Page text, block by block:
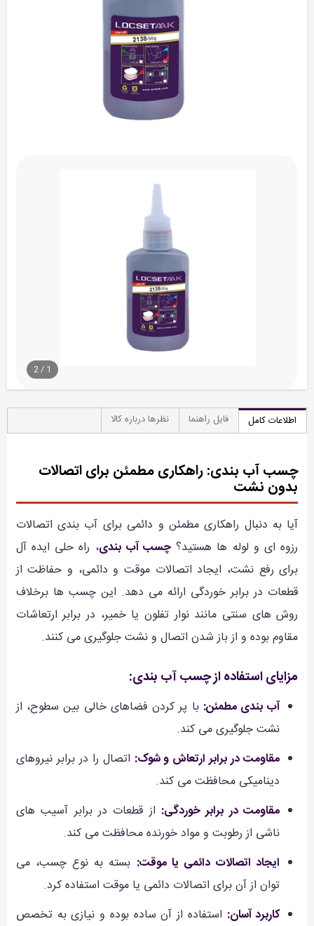
1
/
2
اطلاعات کامل فایل راهنما نظرها درباره کالا
چسب آب بندی: راهکاری مطمئن برای اتصالات
بدون نشت
آیا به دنبال راهکاری مطمئن و دائمی برای آب بندی اتصالات
رزوه ای و لوله ها هستید؟ چسب آب بندی، راه حلی ایده آل
برای رفع نشت، ایجاد اتصالات موقت و دائمی، و حفاظت از
قطعات در برابر خوردگی ارائه می دهد. این چسب ها برخلاف
روش های سنتی مانند نوار تفلون یا خمیر، در برابر ارتعاشات
مقاوم بوده و از باز شدن اتصال و نشت جلوگیری می کنند.
مزایای استفاده از چسب آب بندی:
آب بندی مطمئن: با پر کردن فضاهای خالی بین سطوح، از
نشت جلوگیری می کند.
مقاومت در برابر ارتعاش و شوک: اتصال را در برابر نیروهای
دینامیکی محافظت می کند.
مقاومت در برابر خوردگی: از قطعات در برابر آسیب های
ناشی از رطوبت و مواد خورنده محافظت می کند.
ایجاد اتصالات دائمی یا موقت: بسته به نوع چسب، می
توان از آن برای اتصالات دائمی یا موقت استفاده کرد.
کاربرد آسان: استفاده از آن ساده بوده و نیازی به تخصص